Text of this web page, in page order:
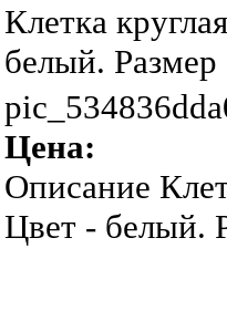
Клетка
белый.
Цена:
Описание
Цвет - белый.